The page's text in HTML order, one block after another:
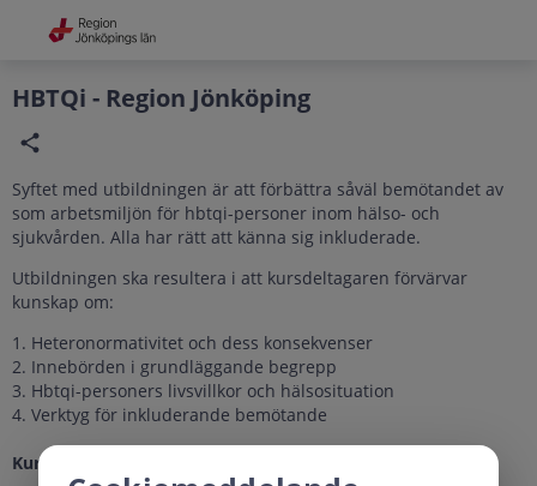
Grade
Portal
HBTQi - Region Jönköping
Syftet med utbildningen är att förbättra såväl bemötandet av
som arbetsmiljön för hbtqi-personer inom hälso- och
sjukvården. Alla har rätt att känna sig inkluderade.
Utbildningen ska resultera i att kursdeltagaren förvärvar
kunskap om:
1. Heteronormativitet och dess konsekvenser
2. Innebörden i grundläggande begrepp
3. Hbtqi-personers livsvillkor och hälsosituation
4. Verktyg för inkluderande bemötande
Kursslut: